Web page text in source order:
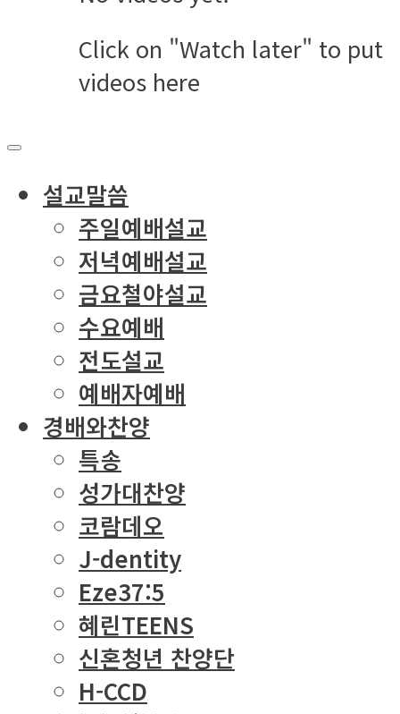
Click on "Watch later" to put
videos here
설교말씀
주일예배설교
저녁예배설교
금요철야설교
수요예배
전도설교
예배자예배
경배와찬양
특송
성가대찬양
코람데오
J-dentity
Eze37:5
혜린TEENS
신혼청년 찬양단
H-CCD